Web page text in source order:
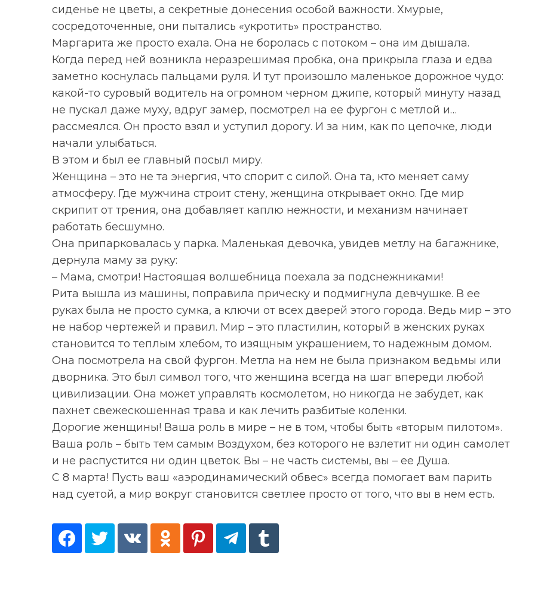
сиденье не цветы, а секретные донесения особой важности. Хмурые,
сосредоточенные, они пытались «укротить» пространство.
Маргарита же просто ехала. Она не боролась с потоком – она им дышала.
Когда перед ней возникла неразрешимая пробка, она прикрыла глаза и едва
заметно коснулась пальцами руля. И тут произошло маленькое дорожное чудо:
какой-то суровый водитель на огромном черном джипе, который минуту назад
не пускал даже муху, вдруг замер, посмотрел на ее фургон с метлой и…
рассмеялся. Он просто взял и уступил дорогу. И за ним, как по цепочке, люди
начали улыбаться.
В этом и был ее главный посыл миру.
Женщина – это не та энергия, что спорит с силой. Она та, кто меняет саму
атмосферу. Где мужчина строит стену, женщина открывает окно. Где мир
скрипит от трения, она добавляет каплю нежности, и механизм начинает
работать бесшумно.
Она припарковалась у парка. Маленькая девочка, увидев метлу на багажнике,
дернула маму за руку:
– Мама, смотри! Настоящая волшебница поехала за подснежниками!
Рита вышла из машины, поправила прическу и подмигнула девчушке. В ее
руках была не просто сумка, а ключи от всех дверей этого города. Ведь мир – это
не набор чертежей и правил. Мир – это пластилин, который в женских руках
становится то теплым хлебом, то изящным украшением, то надежным домом.
Она посмотрела на свой фургон. Метла на нем не была признаком ведьмы или
дворника. Это был символ того, что женщина всегда на шаг впереди любой
цивилизации. Она может управлять космолетом, но никогда не забудет, как
пахнет свежескошенная трава и как лечить разбитые коленки.
Дорогие женщины! Ваша роль в мире – не в том, чтобы быть «вторым пилотом».
Ваша роль – быть тем самым Воздухом, без которого не взлетит ни один самолет
и не распустится ни один цветок. Вы – не часть системы, вы – ее Душа.
С 8 марта! Пусть ваш «аэродинамический обвес» всегда помогает вам парить
над суетой, а мир вокруг становится светлее просто от того, что вы в нем есть.
S
e
a
h
f
o
По авторам